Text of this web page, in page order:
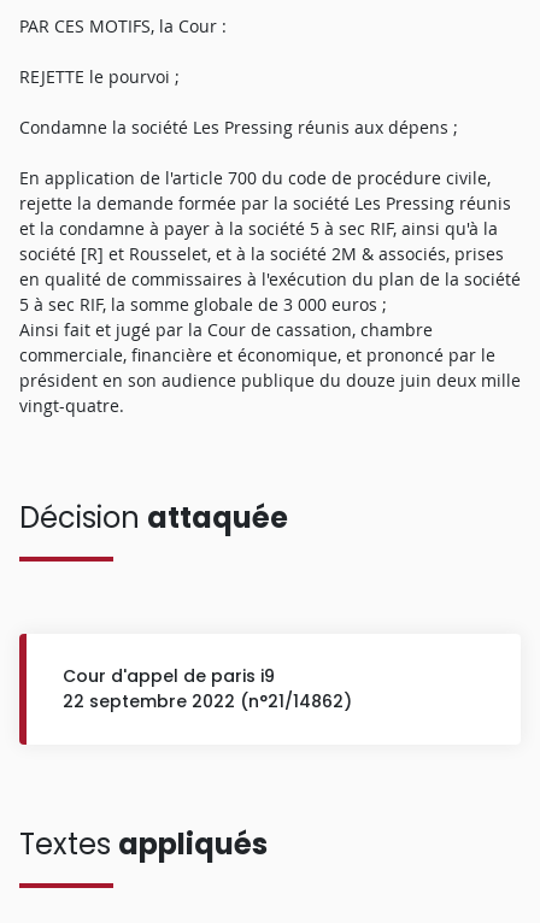
PAR CES MOTIFS, la Cour :
REJETTE le pourvoi ;
Condamne la société Les Pressing réunis aux dépens ;
En application de l'article 700 du code de procédure civile,
rejette la demande formée par la société Les Pressing réunis
et la condamne à payer à la société 5 à sec RIF, ainsi qu'à la
société [R] et Rousselet, et à la société 2M & associés, prises
en qualité de commissaires à l'exécution du plan de la société
5 à sec RIF, la somme globale de 3 000 euros ;
Ainsi fait et jugé par la Cour de cassation, chambre
commerciale, financière et économique, et prononcé par le
président en son audience publique du douze juin deux mille
vingt-quatre.
Décision attaquée
Cour d'appel de paris i9
22 septembre 2022 (n°21/14862)
Textes appliqués